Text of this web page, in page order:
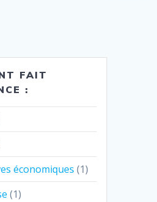
FAIT
:
économiques (1)
(1)